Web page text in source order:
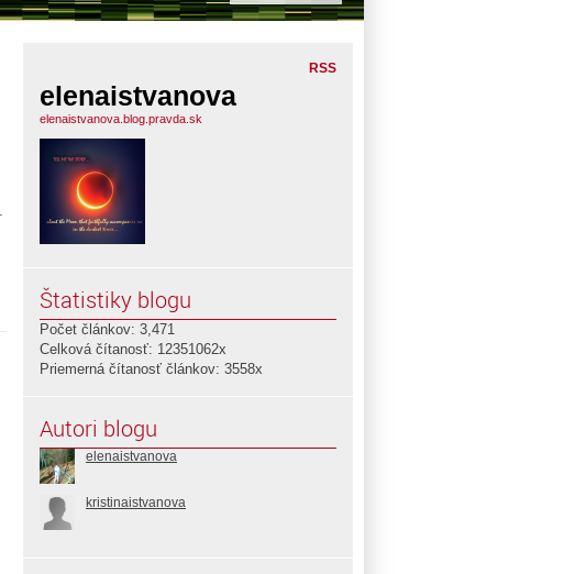
RSS
elenaistvanova
elenaistvanova.blog.pravda.sk
Štatistiky blogu
Počet článkov: 3,471
Celková čítanosť: 12351062x
Priemerná čítanosť článkov: 3558x
Autori blogu
elenaistvanova
kristinaistvanova